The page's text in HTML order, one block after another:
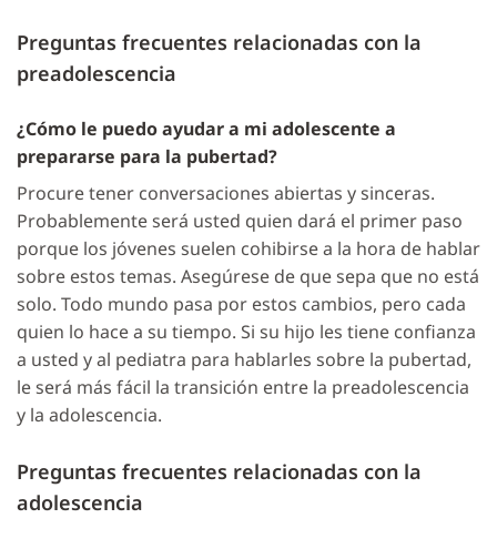
Preguntas frecuentes relacionadas con la
preadolescencia
¿Cómo le puedo ayudar a mi adolescente a
prepararse para la pubertad?
Procure tener conversaciones abiertas y sinceras.
Probablemente será usted quien dará el primer paso
porque los jóvenes suelen cohibirse a la hora de hablar
sobre estos temas. Asegúrese de que sepa que no está
solo. Todo mundo pasa por estos cambios, pero cada
quien lo hace a su tiempo. Si su hijo les tiene confianza
a usted y al pediatra para hablarles sobre la pubertad,
le será más fácil la transición entre la preadolescencia
y la adolescencia.
Preguntas frecuentes relacionadas con la
adolescencia